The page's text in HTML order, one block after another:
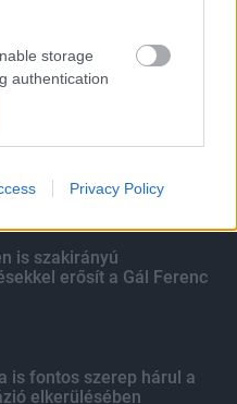
storage
authentication
Privacy Policy
eső a Duna
is szakirányú
erősít a Gál Ferenc
is fontos szerep hárul a
elkerülésében